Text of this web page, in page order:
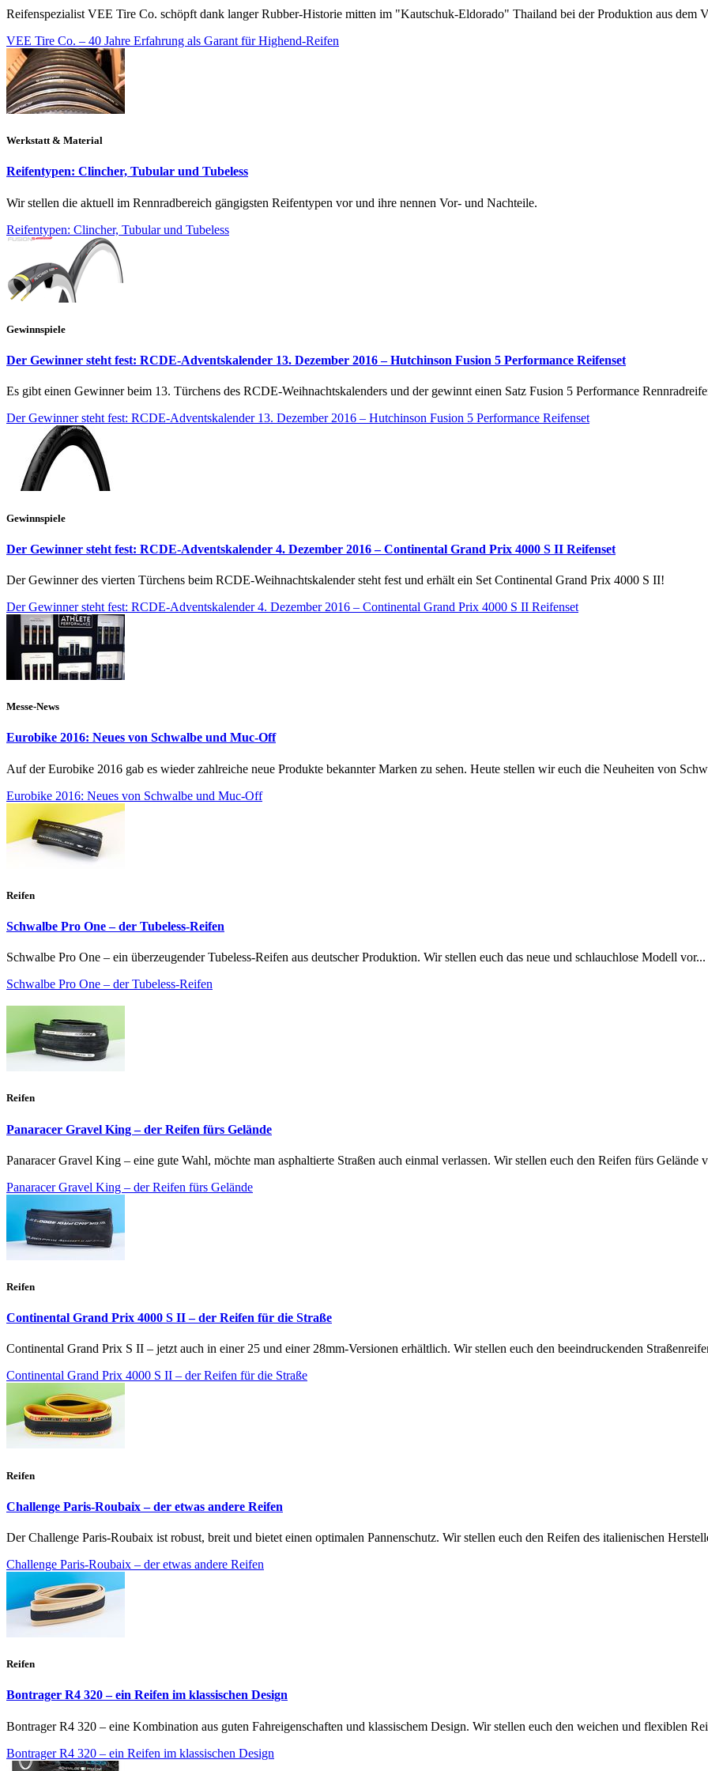
Reifenspezialist VEE Tire Co. schöpft dank langer Rubber-Historie mitten im "Kautschuk-Eldorado" Thailand bei der Produktion aus dem
VEE Tire Co. – 40 Jahre Erfahrung als Garant für Highend-Reifen
Werkstatt & Material
Reifentypen: Clincher, Tubular und Tubeless
Wir stellen die aktuell im Rennradbereich gängigsten Reifentypen vor und ihre nennen Vor- und Nachteile.
Reifentypen: Clincher, Tubular und Tubeless
Gewinnspiele
Der Gewinner steht fest: RCDE-Adventskalender 13. Dezember 2016 – Hutchinson Fusion 5 Performance Reifenset
Es gibt einen Gewinner beim 13. Türchens des RCDE-Weihnachtskalenders und der gewinnt einen Satz Fusion 5 Performance
Der Gewinner steht fest: RCDE-Adventskalender 13. Dezember 2016 – Hutchinson Fusion 5 Performance Reifenset
Gewinnspiele
Der Gewinner steht fest: RCDE-Adventskalender 4. Dezember 2016 – Continental Grand Prix 4000 S II Reifenset
Der Gewinner des vierten Türchens beim RCDE-Weihnachtskalender steht fest und erhält ein Set Continental Grand Prix 4000 S II!
Der Gewinner steht fest: RCDE-Adventskalender 4. Dezember 2016 – Continental Grand Prix 4000 S II Reifenset
Messe-News
Eurobike 2016: Neues von Schwalbe und Muc-Off
Auf der Eurobike 2016 gab es wieder zahlreiche neue Produkte bekannter Marken zu sehen. Heute stellen wir euch die Neuheiten von
Eurobike 2016: Neues von Schwalbe und Muc-Off
Reifen
Schwalbe Pro One – der Tubeless-Reifen
Schwalbe Pro One – ein überzeugender Tubeless-Reifen aus deutscher Produktion. Wir stellen euch das neue und schlauchlose Modell vor...
Schwalbe Pro One – der Tubeless-Reifen
Reifen
Panaracer Gravel King – der Reifen fürs Gelände
Panaracer Gravel King – eine gute Wahl, möchte man asphaltierte Straßen auch einmal verlassen. Wir stellen euch den Reifen fürs Gelände
Panaracer Gravel King – der Reifen fürs Gelände
Reifen
Continental Grand Prix 4000 S II – der Reifen für die Straße
Continental Grand Prix S II – jetzt auch in einer 25 und einer 28mm-Versionen erhältlich. Wir stellen euch den beeindruckenden
Continental Grand Prix 4000 S II – der Reifen für die Straße
Reifen
Challenge Paris-Roubaix – der etwas andere Reifen
Der Challenge Paris-Roubaix ist robust, breit und bietet einen optimalen Pannenschutz. Wir stellen euch den Reifen des italienischen
Challenge Paris-Roubaix – der etwas andere Reifen
Reifen
Bontrager R4 320 – ein Reifen im klassischen Design
Bontrager R4 320 – eine Kombination aus guten Fahreigenschaften und klassischem Design. Wir stellen euch den weichen und flexiblen
Bontrager R4 320 – ein Reifen im klassischen Design